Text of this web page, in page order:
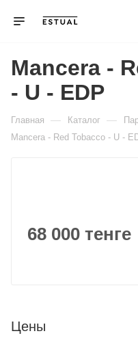
Mancera -
- U - EDP
Главная — Каталог —
Mancera - Red Tobacco - U -
68 000 тенге
Цены